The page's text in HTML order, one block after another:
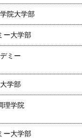
院大学部
ー大学部
ミー
学部
理学院
ー大学部